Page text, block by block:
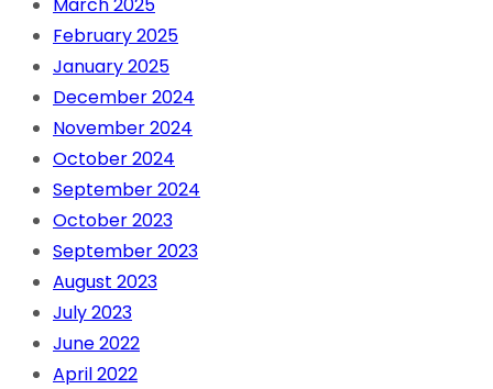
March 2025
February 2025
January 2025
December 2024
November 2024
October 2024
September 2024
October 2023
September 2023
August 2023
July 2023
June 2022
April 2022